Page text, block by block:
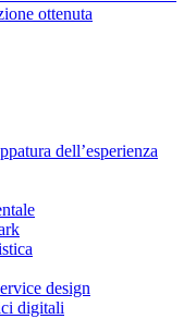
ottenuta
dell’esperienza
design
digitali